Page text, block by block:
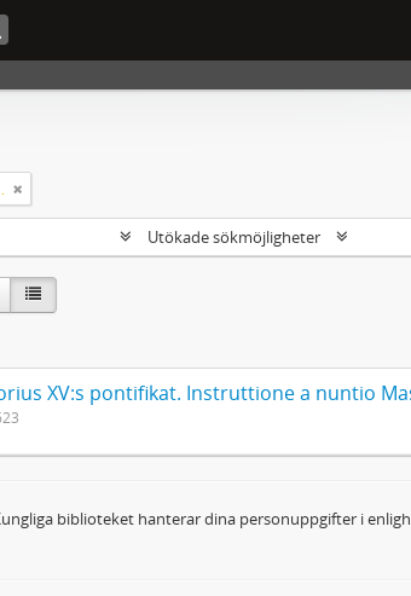
av J. G. Sparwenfeld i Madrid 6 maj 1690
Utökade sökmöjligheter
biblioteket hanterar dina personuppgifter i